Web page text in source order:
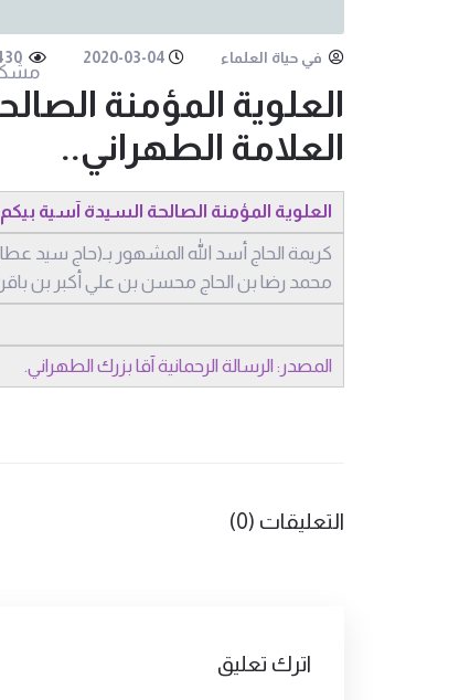
في حياة العلماء 2020-03-04
العلوية المؤمنة
العلامة الطهراني..
العلوية المؤمنة الصالحة السيدة آسية
كريمة الحاج أسد الله المشهور بـ(حاج سيد
محمد رضا بن الحاج محسن بن علي أكبر بن
المصدر: الرسالة الرحمانية آقا بزرك الطهراني.
التعليقات (0)
اترك تعليق